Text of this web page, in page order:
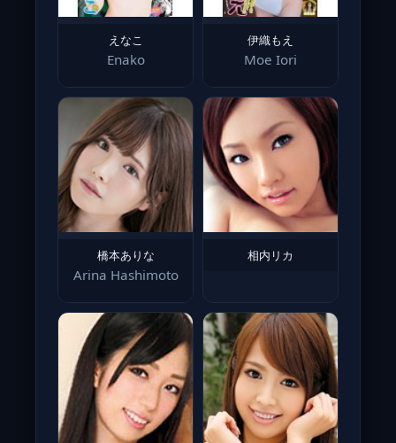
えなこ
Enako
伊織もえ
Moe Iori
橋本ありな
Arina Hashimoto
相内リカ